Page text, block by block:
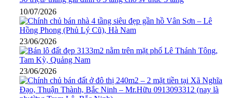
10/07/2026
23/06/2026
23/06/2026